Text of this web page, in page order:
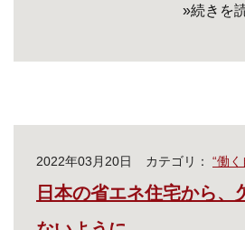
»続きを
2022年03月20日 カテゴリ： “働
日本の省エネ住宅から、